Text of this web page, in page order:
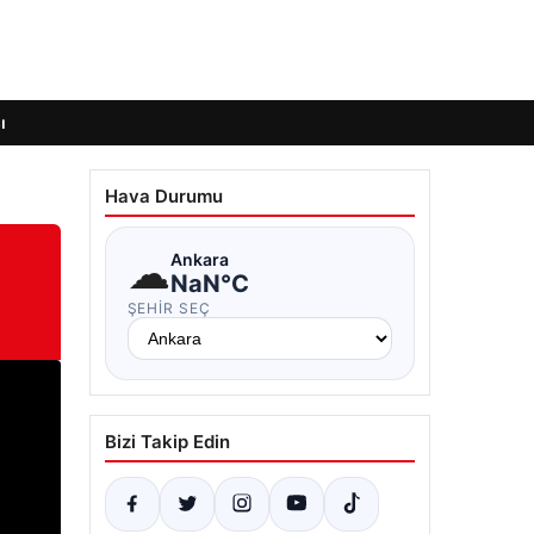
Hava Durumu
☁Ankara
NaN°C
ŞEHIR SEÇ
Bizi Takip Edin